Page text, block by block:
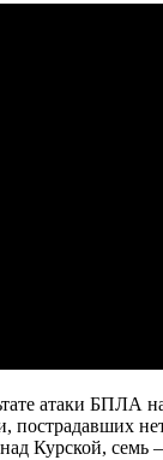
атаки БПЛА
пострадавших
Курской,